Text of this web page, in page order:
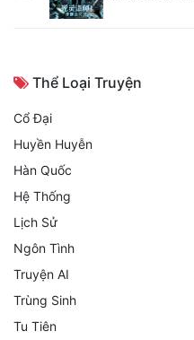
Thể Loại Truyện
Cổ Đại
Huyền Huyễn
Hàn Quốc
Hệ Thống
Lịch Sử
Ngôn Tình
Truyện AI
Trùng Sinh
Tu Tiên